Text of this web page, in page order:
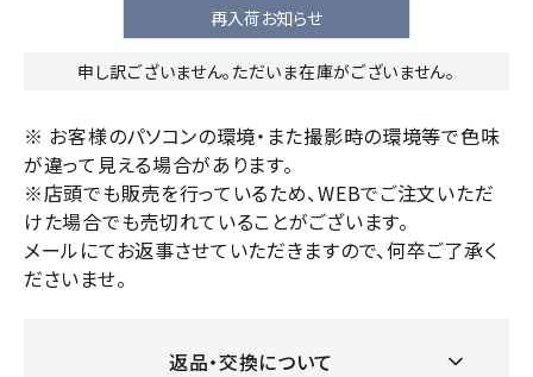
再入荷お知らせ
申し訳ございません。ただいま在庫がございません。
※ お客様のパソコンの環境・また撮影時の環境等で色味
が違って見える場合があります。
※店頭でも販売を行っているため、WEBでご注文いただ
けた場合でも売切れていることがございます。
メールにてお返事させていただきますので、何卒ご了承く
ださいませ。
返品・交換について